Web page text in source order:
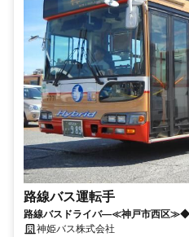
路線バス運転手
路線バスドライバ―≪神戸市西区≫◆
未経験歓迎
神姫バス株式会社